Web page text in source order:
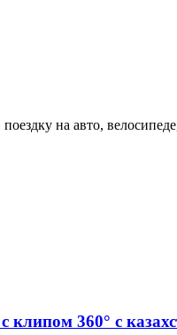
на авто,
клипом 360° с